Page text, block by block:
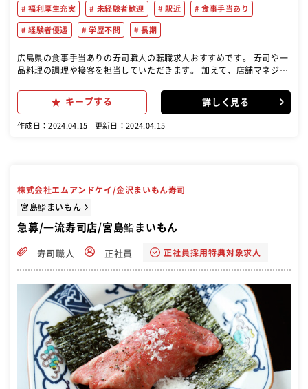
福利厚生充実 未経験者歓迎 駅近 食事手当あり
経験者優遇 学歴不問 長期
広島県の食事手当ありの寿司職人の転職求人おすすめです。 寿司や一
品料理の調理や接客を担当していただきます。 加えて、店舗マネジメ
管理、アルバイトスタッフの面接や育成、メニュー開発などが含まれ
ます。 店舗マネジメントの重要性を理解し、早く店長を目指すために
キープする 詳しく見る
作成日：2024.04.15 更新日：2024.04.15
株式会社エムアンドケイ/金沢まいもん寿司
宮島鮨まいもん
急募/一流寿司店/宮島鮨まいもん
寿司職人 正社員 正社員採用特典対象求人